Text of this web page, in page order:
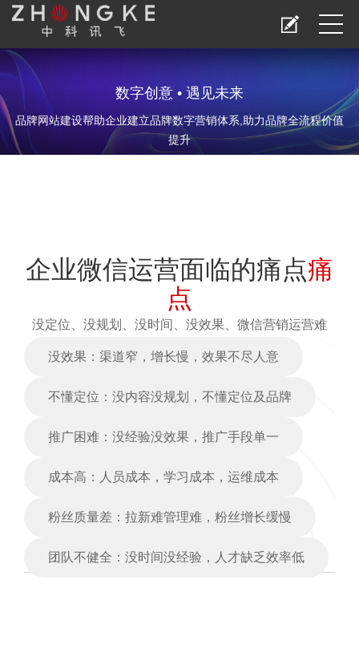
数字创意 • 遇见未来
品牌网站建设帮助企业建立品牌数字营销体系,助力品牌全流程价值
提升
企业微信运营面临的痛点痛
点
没定位、没规划、没时间、没效果、微信营销运营难
没效果：渠道窄，增长慢，效果不尽人意
不懂定位：没内容没规划，不懂定位及品牌
推广困难：没经验没效果，推广手段单一
成本高：人员成本，学习成本，运维成本
粉丝质量差：拉新难管理难，粉丝增长缓慢
团队不健全：没时间没经验，人才缺乏效率低